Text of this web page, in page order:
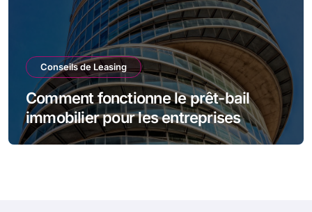
Conseils de Leasing
Comment fonctionne le prêt-bail
immobilier pour les entreprises